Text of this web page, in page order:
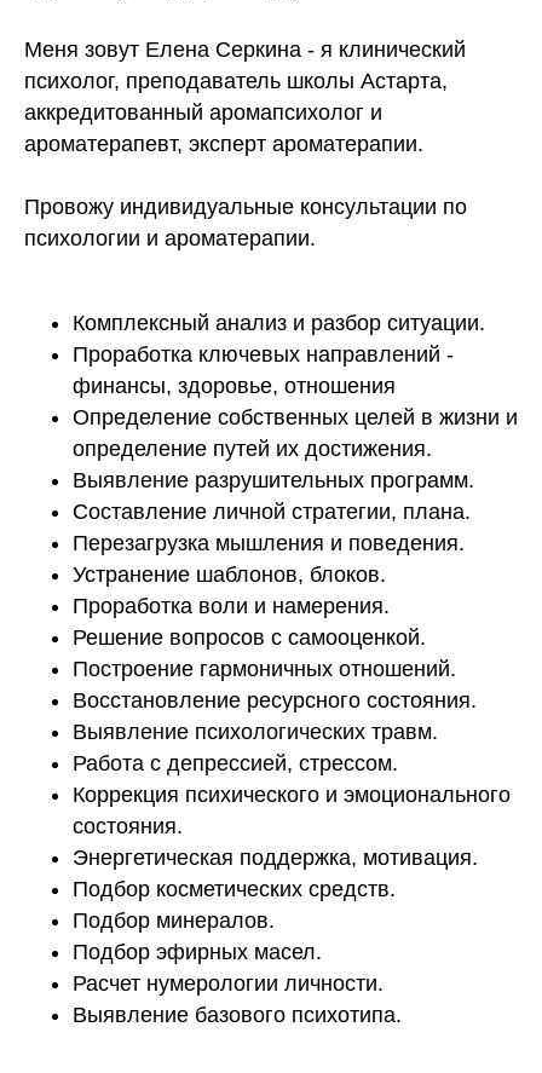
Меня зовут Елена Серкина - я клинический
психолог, преподаватель школы Астарта,
аккредитованный аромапсихолог и
ароматерапевт, эксперт ароматерапии.
Провожу индивидуальные консультации по
психологии и ароматерапии.
Комплексный анализ и разбор ситуации.
Проработка ключевых направлений -
финансы, здоровье, отношения
Определение собственных целей в жизни и
определение путей их достижения.
Выявление разрушительных программ.
Составление личной стратегии, плана.
Перезагрузка мышления и поведения.
Устранение шаблонов, блоков.
Проработка воли и намерения.
Решение вопросов с самооценкой.
Построение гармоничных отношений.
Восстановление ресурсного состояния.
Выявление психологических травм.
Работа с депрессией, стрессом.
Коррекция психического и эмоционального
состояния.
Энергетическая поддержка, мотивация.
Подбор косметических средств.
Подбор минералов.
Подбор эфирных масел.
Расчет нумерологии личности.
Выявление базового психотипа.